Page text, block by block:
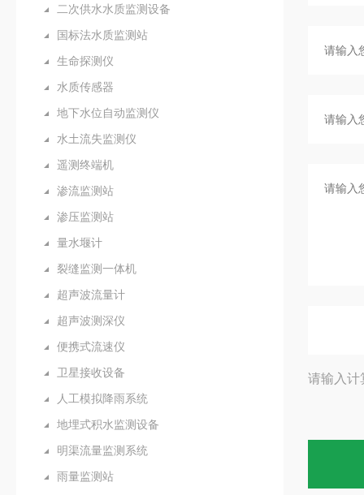
二次供水水质监测设备
国标法水质监测站
生命探测仪
水质传感器
地下水位自动监测仪
水土流失监测仪
遥测终端机
渗流监测站
渗压监测站
量水堰计
裂缝监测一体机
超声波流量计
超声波测深仪
便携式流速仪
卫星接收设备
人工模拟降雨系统
地埋式积水监测设备
明渠流量监测系统
雨量监测站
请输入计